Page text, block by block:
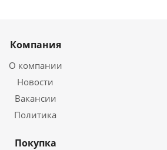
Компания
О компании
Новости
Вакансии
Политика
Покупка